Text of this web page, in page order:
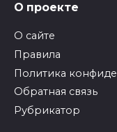
О проекте
О сайте
Правила
Политика
Обратная связь
Рубрикатор